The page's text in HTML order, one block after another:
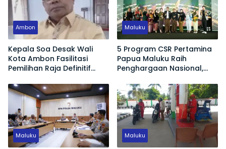
Ambon
Kepala Soa Desak Wali
Kota Ambon Fasilitasi
Pemilihan Raja Definitif
Maluku
5 Program CSR Pertamina
Papua Maluku Raih
Penghargaan Nasional,
Ekonomi hingga Konservasi
Lingkungan
Maluku Maluku